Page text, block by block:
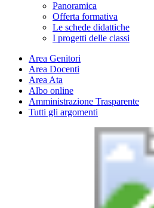
Panoramica
Offerta formativa
Le schede didattiche
I progetti delle classi
Area Genitori
Area Docenti
Area Ata
Albo online
Amministrazione Trasparente
Tutti gli argomenti